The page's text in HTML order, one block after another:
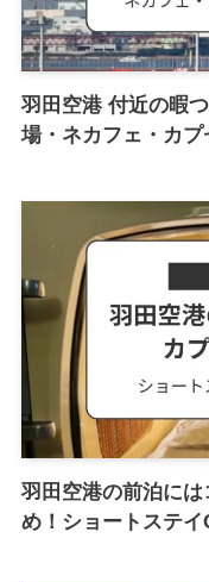
羽田空港 付近の暇
場・ネカフェ・カ
羽田空港の前泊に
め！ショートステイ